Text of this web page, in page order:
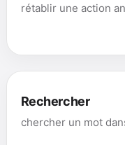
rétablir une action
Rechercher
chercher un mot